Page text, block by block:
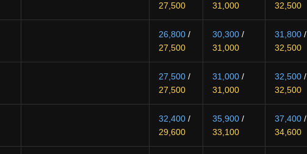
27,500
31,000
32,500
26,800 /
27,500
30,300 /
31,000
31,800 /
32,500
27,500 /
27,500
31,000 /
31,000
32,500 /
32,500
32,400 /
29,600
35,900 /
33,100
37,400 /
34,600